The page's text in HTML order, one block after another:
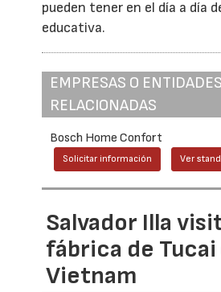
pueden tener en el día a día
educativa.
EMPRESAS O ENTIDADES
RELACIONADAS
Bosch Home Confort
Solicitar información Ver
Salvador Illa
fábrica de Tucai
Vietnam